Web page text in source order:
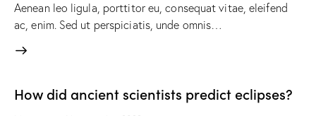
Aenean leo ligula, porttitor eu, consequat vitae, eleifend
ac, enim. Sed ut perspiciatis, unde omnis…
How did ancient scientists predict eclipses?